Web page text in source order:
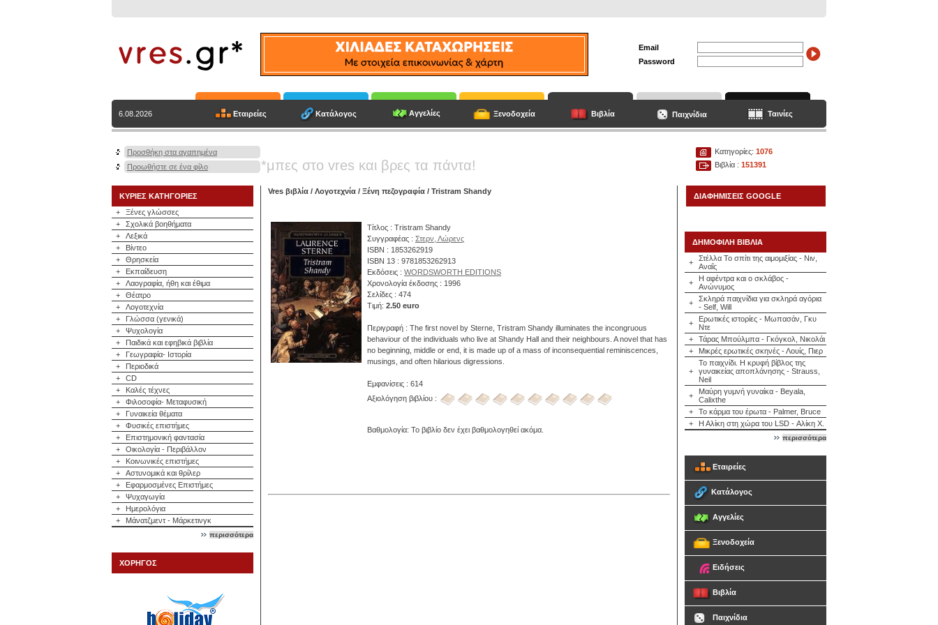
Email
Password
6.08.2026 Εταιρείες Κατάλογος Αγγελίες Ξενοδοχεία Βιβλία Παιχνίδια Ταινίες
Προσθήκη στα αγαπημένα
Προωθήστε σε ένα φίλο
*μπες στο vres και βρες τα πάντα!
Κατηγορίες: 1076
Βιβλία : 151391
ΚΥΡΙΕΣ ΚΑΤΗΓΟΡΙΕΣ
+
Ξένες γλώσσες
+
Σχολικά βοηθήματα
+
Λεξικά
+
Βίντεο
+
Θρησκεία
+
Εκπαίδευση
+
Λαογραφία, ήθη και έθιμα
+
Θέατρο
+
Λογοτεχνία
+
Γλώσσα (γενικά)
+
Ψυχολογία
+
Παιδικά και εφηβικά βιβλία
+
Γεωγραφία- Ιστορία
+
Περιοδικά
+
CD
+
Καλές τέχνες
+
Φιλοσοφία- Μεταφυσική
+
Γυναικεία θέματα
+
Φυσικές επιστήμες
+
Επιστημονική φαντασία
+
Οικολογία - Περιβάλλον
+
Κοινωνικές επιστήμες
+
Αστυνομικά και θρίλερ
+
Εφαρμοσμένες Επιστήμες
+
Ψυχαγωγία
+
Ημερολόγια
+
Μάνατζμεντ - Μάρκετινγκ
περισσότερα
ΧΟΡΗΓΟΣ
Vres βιβλία / Λογοτεχνία / Ξένη πεζογραφία / Tristram Shandy
Τίτλος : Tristram Shandy
Συγγραφέας : Στερν, Λώρενς
ISBN : 1853262919
ISBN 13 : 9781853262913
Εκδόσεις : WORDSWORTH EDITIONS
Χρονολογία έκδοσης : 1996
Σελίδες : 474
Τιμή: 2.50 euro
Περιγραφή : The first novel by Sterne, Tristram Shandy illuminates the incongruous
behaviour of the individuals who live at Shandy Hall and their neighbours. A novel that has
no beginning, middle or end, it is made up of a mass of inconsequential reminiscences,
musings, and often hilarious digressions.
Εμφανίσεις : 614
Αξιολόγηση βιβλίου :
Βαθμολογία: Το βιβλίο δεν έχει βαθμολογηθεί ακόμα.
ΔΙΑΦΗΜΙΣΕΙΣ GOOGLE
ΔΗΜΟΦΙΛΗ ΒΙΒΛΙΑ
+
Στέλλα Το σπίτι της αιμομιξίας - Νιν,
Αναΐς
+
Η αφέντρα και ο σκλάβος -
Ανώνυμος
+
Σκληρά παιχνίδια για σκληρά αγόρια
- Self, Will
+
Ερωτικές ιστορίες - Μωπασάν, Γκυ
Ντε
+
Τάρας Μπούλμπα - Γκόγκολ, Νικολάι
+
Μικρές ερωτικές σκηνές - Λουίς, Πιερ
+
Το παιχνίδι. Η κρυφή βίβλος της
γυναικείας αποπλάνησης - Strauss,
Neil
+
Μαύρη γυμνή γυναίκα - Beyala,
Calixthe
+
Το κάρμα του έρωτα - Palmer, Bruce
+
Η Αλίκη στη χώρα του LSD - Αλίκη Χ.
περισσότερα
Εταιρείες
Κατάλογος
Αγγελίες
Ξενοδοχεία
Ειδήσεις
Βιβλία
Παιχνίδια